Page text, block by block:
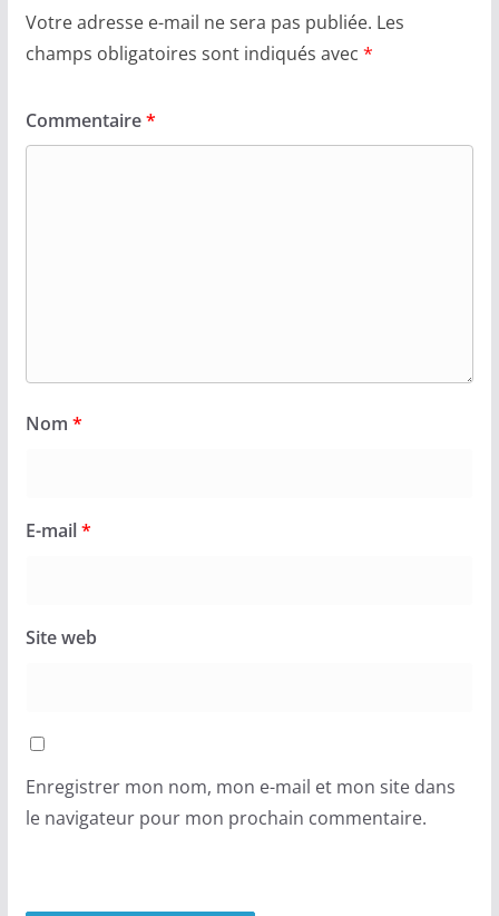
Votre adresse e-mail ne sera pas publiée. Les
champs obligatoires sont indiqués avec *
Commentaire*
Nom *
E-mail*
Site web
Enregistrer mon nom, mon e-mail et mon site dans
le navigateur pour mon prochain commentaire.